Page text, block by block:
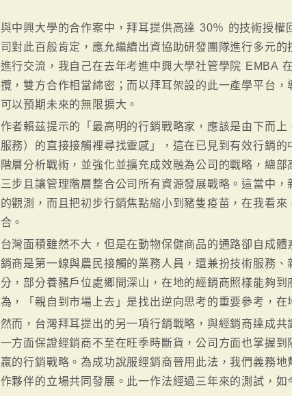
與中興大學的合作案中，拜耳提供高達 30％ 的技術授權
司對此百般肯定，應允繼續出資協助研發團隊進行多元
進行交流，我自己在去年考進中興大學社管學院 EMBA
攬，雙方合作相當綿密；而以拜耳架設的此一產學平台，
可以預期未來的無限擴大。
作者賴茲提示的「最高明的行銷戰略家，應該是由下而
服務）的直接接觸裡尋找靈感」，這在已見到有效行銷
階層分析戰術，並強化並擴充成效融為公司的戰略，總
三步且讓管理階層整合公司所有資源發展戰略。這當中
的觀測，而且把初步行銷焦點縮小到豬隻疫苗，在我看
合。
台灣面積雖然不大，但是在動物保健商品的通路卻自成
銷商是第一線與農民接觸的業務人員，還兼扮技術服務
分，部分養豬戶位處鄉間深山，在地的經銷商照樣能夠
為，「親自到市場上去」是找出逆向思考的重要參考，
然而，台灣拜耳提出的另一項行銷戰略，與經銷商達成共
一方面保證經銷商不至在旺季時斷貨，公司方面也掌握
贏的行銷戰略。為成功說服經銷商晉用此法，我們義務
作夥伴的立場共同發展。此一作法經過三年來的測試，如